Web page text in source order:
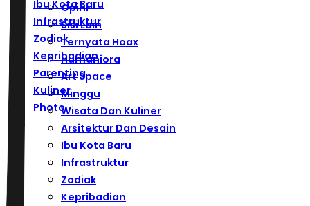
Ibu Kota Baru
Infrastruktur
Zodiak
Kepribadian
Parenting
Kuliner
Photo
Opini
Sisi Lain
Ternyata Hoax
Humaniora
Art Space
Minggu
Wisata Dan Kuliner
Arsitektur Dan Desain
Ibu Kota Baru
Infrastruktur
Zodiak
Kepribadian